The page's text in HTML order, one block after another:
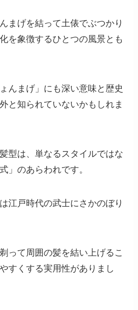
まげを結って土俵でぶつかり
を象徴するひとつの風景とも
んまげ」にも深い意味と歴史
と知られていないかもしれま
型は、単なるスタイルではな
」のあらわれです。
江戸時代の武士にさかのぼり
って周囲の髪を結い上げるこ
すくする実用性がありまし